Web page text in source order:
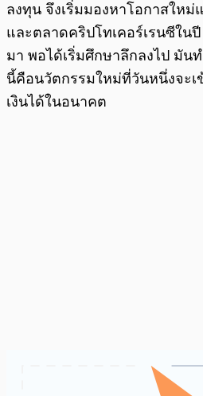
ลงทุน จึงเริ่มมองหาโอกาสใหม่
และตลาดคริปโทเคอร์เรนซีใน
มา พอได้เริ่มศึกษาลึกลงไป มัน
นี้คือนวัตกรรมใหม่ที่วันหนึ่งจะเ
เงินได้ในอนาคต